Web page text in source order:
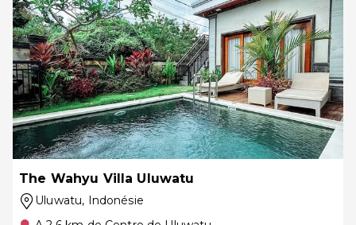
The Wahyu Villa Uluwatu
Uluwatu, Indonésie